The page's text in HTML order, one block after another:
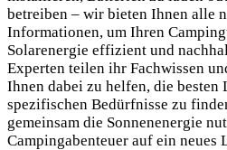
betreiben – wir bieten Ihnen alle
Informationen, um Ihren
Solarenergie effizient und
Experten teilen ihr Fachwissen
Ihnen dabei zu helfen, die besten
spezifischen Bedürfnisse zu
gemeinsam die Sonnenenergie
Campingabenteuer auf ein neues